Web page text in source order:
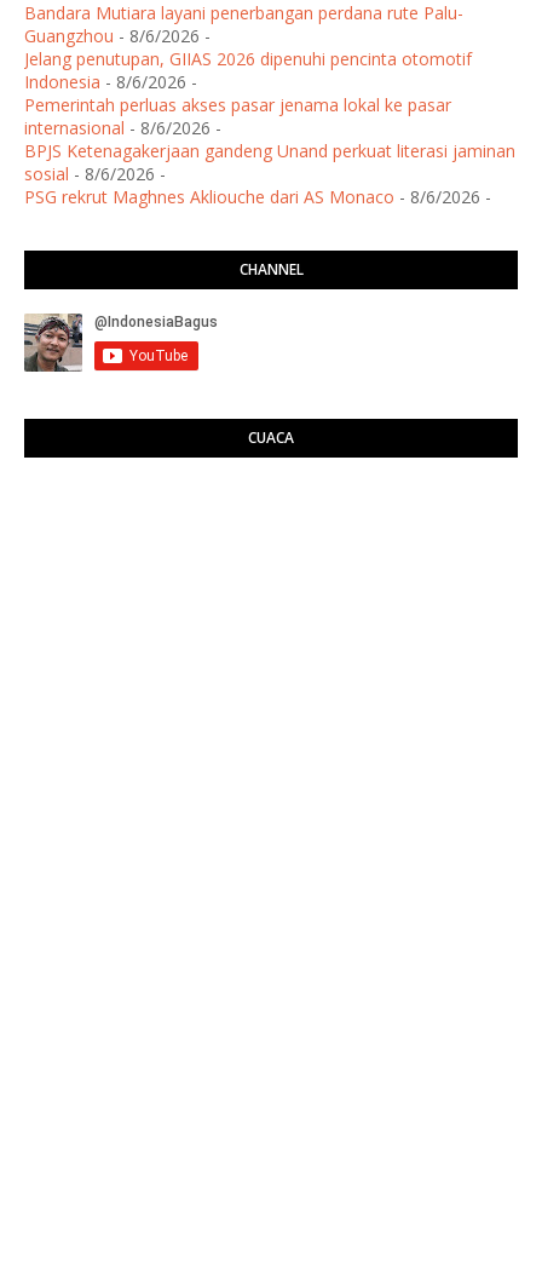
Bandara Mutiara layani penerbangan perdana rute Palu-
Guangzhou - 8/6/2026 -
Jelang penutupan, GIIAS 2026 dipenuhi pencinta otomotif
Indonesia - 8/6/2026 -
Pemerintah perluas akses pasar jenama lokal ke pasar
internasional - 8/6/2026 -
BPJS Ketenagakerjaan gandeng Unand perkuat literasi jaminan
sosial - 8/6/2026 -
PSG rekrut Maghnes Akliouche dari AS Monaco - 8/6/2026 -
CHANNEL
CUACA